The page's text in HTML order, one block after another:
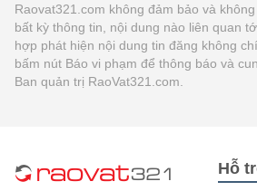
Raovat321.com không đảm bảo và
bất kỳ thông tin, nội dung nào liên quan
hợp phát hiện nội dung tin đăng không
bấm nút Báo vi phạm để thông báo và
Ban quản trị RaoVat321.com.
Hỗ